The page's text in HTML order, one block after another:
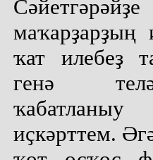
маҡарҙарҙың
ҡат илебеҙ
генә
иҫкәрттем.